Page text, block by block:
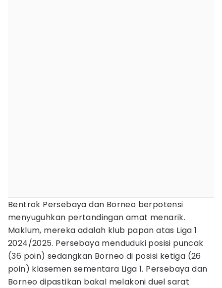
Bentrok Persebaya dan Borneo berpotensi
menyuguhkan pertandingan amat menarik.
Maklum, mereka adalah klub papan atas Liga 1
2024/2025. Persebaya menduduki posisi puncak
(36 poin) sedangkan Borneo di posisi ketiga (26
poin) klasemen sementara Liga 1. Persebaya dan
Borneo dipastikan bakal melakoni duel sarat